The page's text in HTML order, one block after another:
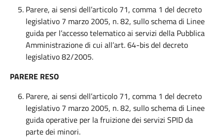
Parere, ai sensi dell’articolo 71, comma 1 del decreto
legislativo 7 marzo 2005, n. 82, sullo schema di Linee
guida per l’accesso telematico ai servizi della Pubblica
Amministrazione di cui all’art. 64-bis del decreto
legislativo 82/2005.
PARERE RESO
Parere, ai sensi dell’articolo 71, comma 1 del decreto
legislativo 7 marzo 2005, n. 82, sullo schema di Linee
guida operative per la fruizione dei servizi SPID da
parte dei minori.